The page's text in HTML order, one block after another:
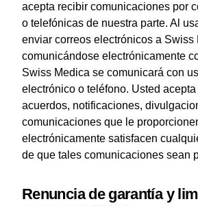
acepta recibir comunicaciones por
o telefónicas de nuestra parte. Al
enviar correos electrónicos a Swiss
comunicándose electrónicamente
Swiss Medica se comunicará con
electrónico o teléfono. Usted
acuerdos, notificaciones,
comunicaciones que le
electrónicamente satisfacen
de que tales comunicaciones sean
Renuncia de garantía y